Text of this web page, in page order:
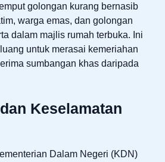
golongan kurang bernasib
warga emas, dan golongan
dalam majlis rumah terbuka. Ini
untuk merasai kemeriahan
sumbangan khas daripada
Keselamatan
Dalam Negeri (KDN)